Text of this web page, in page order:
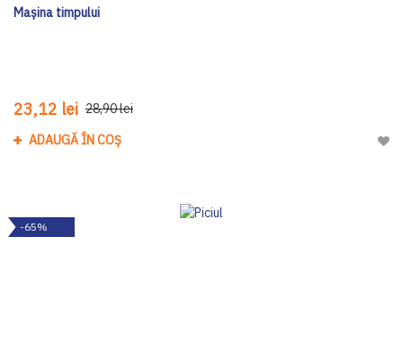
Mașina timpului
23,12 lei 28,90 lei
ADAUGĂ ÎN COȘ
-65%